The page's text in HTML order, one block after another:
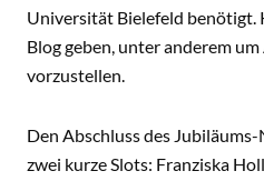
Universität Bielefeld benötigt.
Blog geben, unter anderem
vorzustellen.
Den Abschluss des
zwei kurze Slots: Franziska